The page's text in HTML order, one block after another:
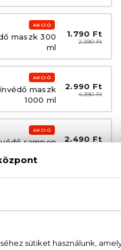
AKCIÓ
maszk 300
ml
1.790 Ft
2.390 Ft
AKCIÓ
maszk
1000 ml
2.990 Ft
4.390 Ft
AKCIÓ
sampon
2.490 Ft